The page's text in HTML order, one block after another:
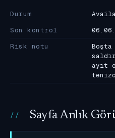
Durum
Son kontrol
Risk notu
ayıt
Sayfa Anlık